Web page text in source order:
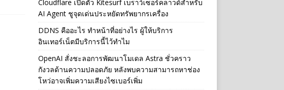
Cloudflare เปิดตัว Kitesurf เบราว์เซอร์คลาวด์สำหรับ
AI Agent ชูจุดเด่นประหยัดทรัพยากรเครื่อง
DDNS คืออะไร ทำหน้าที่อย่างไร ผู้ให้บริการ
อินเทอร์เน็ตมีบริการนี้ไว้ทำไม
OpenAI สั่งชะลอการพัฒนาโมเดล Astra ชั่วคราว
กังวลด้านความปลอดภัย หลังพบความสามารถหาช่อง
โหว่อาจเพิ่มความเสียงไซเบอร์เพิ่ม